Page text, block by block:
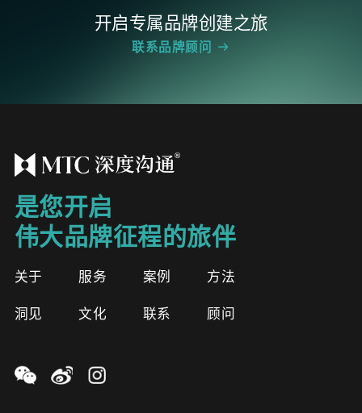
开启专属品牌创建之旅
联系品牌顾问
是您开启
伟大品牌征程的旅伴
关于 服务 案例
方法
洞见
文化 联系 顾问